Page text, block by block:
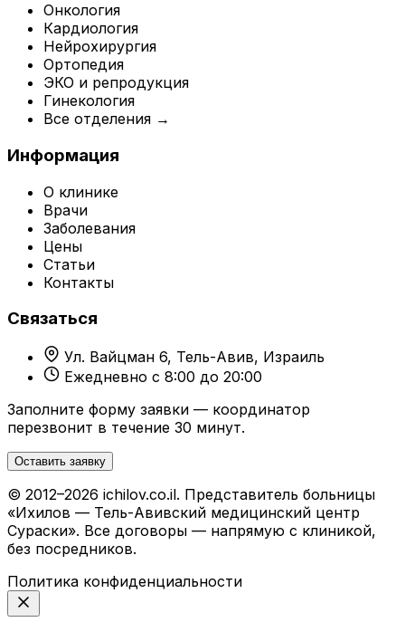
Онкология
Кардиология
Нейрохирургия
Ортопедия
ЭКО и репродукция
Гинекология
Все отделения →
Информация
О клинике
Врачи
Заболевания
Цены
Статьи
Контакты
Связаться
Ул. Вайцман 6, Тель-Авив, Израиль
Ежедневно с 8:00 до 20:00
Заполните форму заявки — координатор
перезвонит в течение 30 минут.
Оставить заявку
© 2012–2026 ichilov.co.il. Представитель больницы
«Ихилов — Тель-Авивский медицинский центр
Сураски». Все договоры — напрямую с клиникой,
без посредников.
Политика конфиденциальности